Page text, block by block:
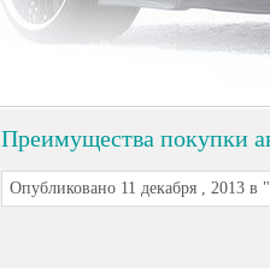
Преимущества покупки
Опубликовано 11 декабря , 2013 в "